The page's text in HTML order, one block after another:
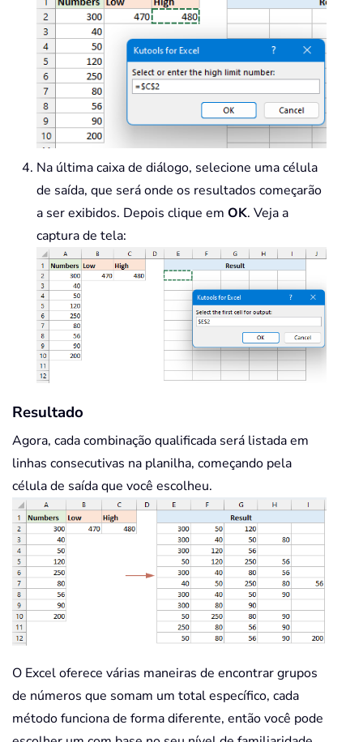
        rowOffset
= rowOffset +
Next
item
End
Sub
Na última caixa de diálogo, selecione uma célula
de saída, que será onde os resultados começarão
a ser exibidos. Depois clique em OK. Veja a
captura de tela:
Resultado
Agora, cada combinação qualificada será listada em
linhas consecutivas na planilha, começando pela
célula de saída que você escolheu.
O Excel oferece várias maneiras de encontrar grupos
de números que somam um total específico, cada
método funciona de forma diferente, então você pode